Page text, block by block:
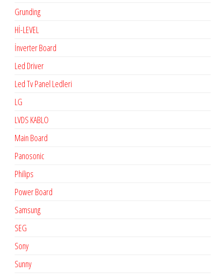
Grunding
Hİ-LEVEL
İnverter Board
Led Driver
Led Tv Panel Ledleri
LG
LVDS KABLO
Main Board
Panosonic
Philips
Power Board
Samsung
SEG
Sony
Sunny